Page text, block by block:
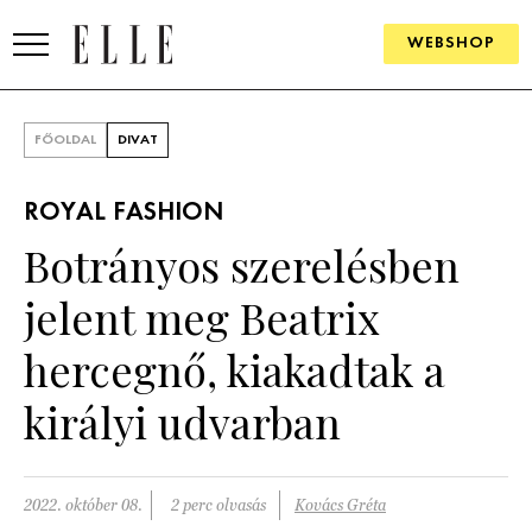
WEBSHOP
SZÉPSÉG
KULTÚRA
PSZICHÉ
PÁRKAPCSOLAT
FŐOLDAL DIVAT
ROYAL FASHION
Botrányos szerelésben
jelent meg Beatrix
hercegnő, kiakadtak a
királyi udvarban
2022. október 08. 2 perc olvasás Kovács Gréta